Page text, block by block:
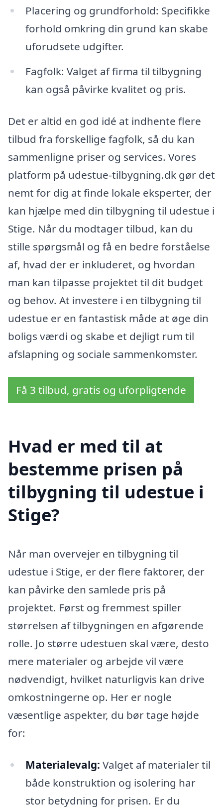
Placering og grundforhold: Specifikke
forhold omkring din grund kan skabe
uforudsete udgifter.
Fagfolk: Valget af firma til tilbygning
kan også påvirke kvalitet og pris.
Det er altid en god idé at indhente flere
tilbud fra forskellige fagfolk, så du kan
sammenligne priser og services. Vores
platform på udestue-tilbygning.dk gør det
nemt for dig at finde lokale eksperter, der
kan hjælpe med din tilbygning til udestue i
Stige. Når du modtager tilbud, kan du
stille spørgsmål og få en bedre forståelse
af, hvad der er inkluderet, og hvordan
man kan tilpasse projektet til dit budget
og behov. At investere i en tilbygning til
udestue er en fantastisk måde at øge din
boligs værdi og skabe et dejligt rum til
afslapning og sociale sammenkomster.
Få 3 tilbud, gratis og uforpligtende
Hvad er med til at
bestemme prisen på
tilbygning til udestue i
Stige?
Når man overvejer en tilbygning til
udestue i Stige, er der flere faktorer, der
kan påvirke den samlede pris på
projektet. Først og fremmest spiller
størrelsen af tilbygningen en afgørende
rolle. Jo større udestuen skal være, desto
mere materialer og arbejde vil være
nødvendigt, hvilket naturligvis kan drive
omkostningerne op. Her er nogle
væsentlige aspekter, du bør tage højde
for:
Materialevalg: Valget af materialer til
både konstruktion og isolering har
stor betydning for prisen. Er du